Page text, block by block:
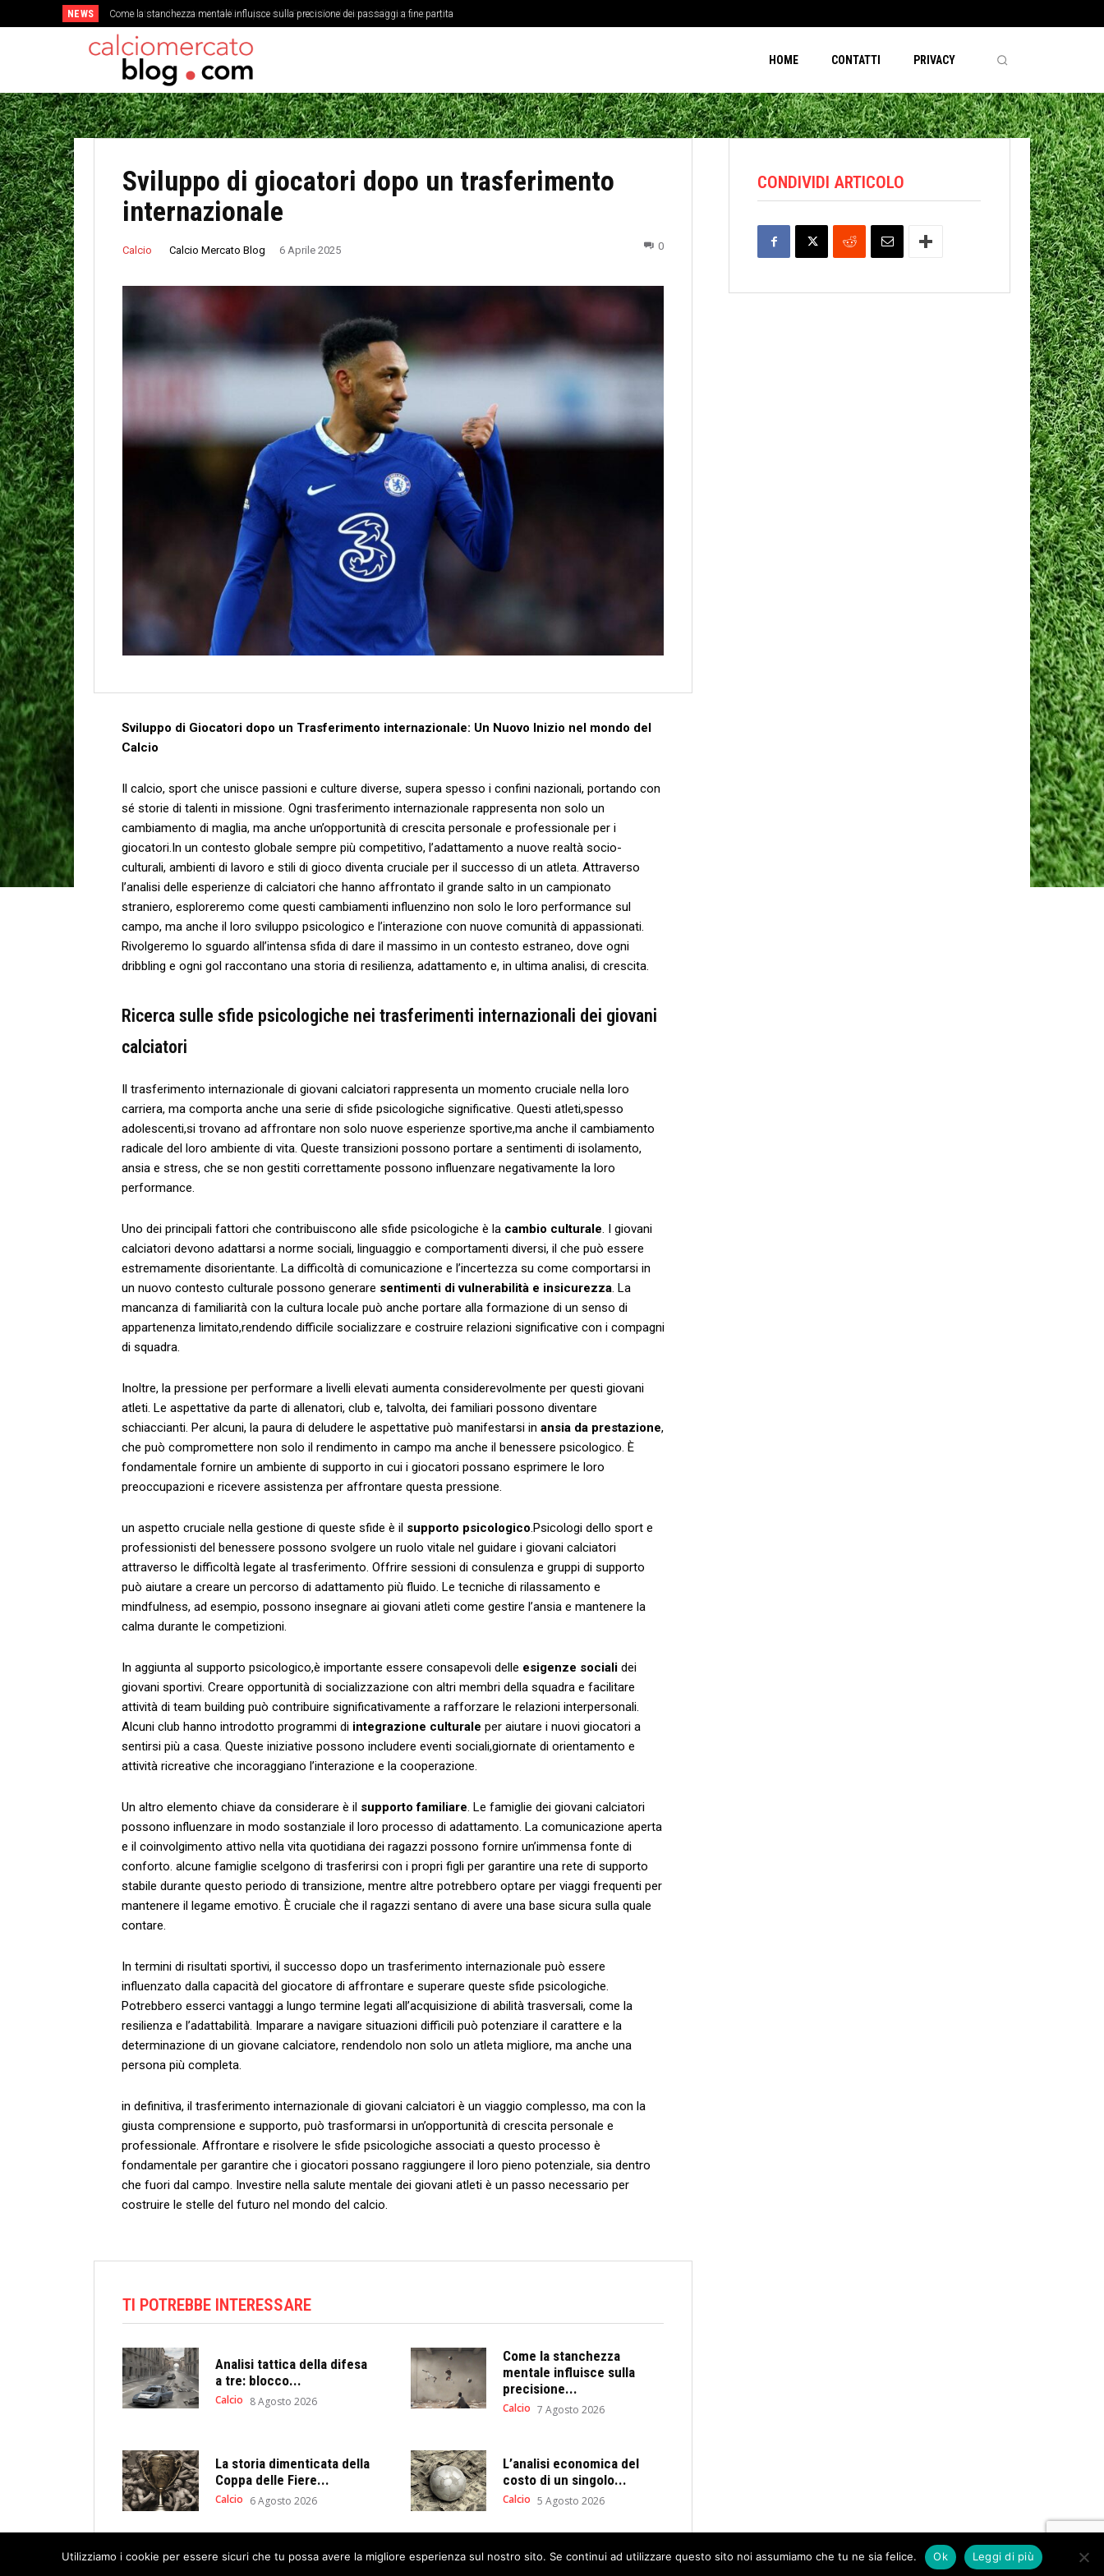
NEWS La storia dimenticata della Coppa delle Fiere e l’evoluzione delle coppe europee
HOME CONTATTI PRIVACY
Sviluppo di giocatori dopo un trasferimento
internazionale
Calcio Calcio Mercato Blog 6 Aprile 2025 0
Sviluppo⁤ di Giocatori‌ dopo un Trasferimento internazionale: Un Nuovo Inizio nel mondo del
Calcio
Il‌ calcio, ​sport che unisce passioni e culture diverse,⁤ supera ​spesso i confini nazionali, ⁢portando con
sé storie di talenti in missione. Ogni trasferimento internazionale⁤ rappresenta non solo un‍
cambiamento di maglia, ⁢ma anche un’opportunità di‌ crescita⁣ personale‌ e professionale per⁤ i
giocatori.In⁢ un‍ contesto globale⁤ sempre più‍ competitivo, l’adattamento⁣ a nuove‍ realtà socio-
culturali, ‌ambienti di lavoro e stili di gioco diventa cruciale per​ il successo di⁤ un atleta. Attraverso
l’analisi delle esperienze di calciatori che hanno affrontato il grande salto‍ in‍ un campionato
straniero, esploreremo ⁣come questi​ cambiamenti influenzino non solo‌ le loro performance sul
campo, ma anche⁢ il loro ​sviluppo psicologico e l’interazione con nuove comunità di appassionati.‌
Rivolgeremo ⁤lo sguardo all’intensa sfida di⁢ dare il massimo in un contesto estraneo, dove ogni
dribbling e ogni gol raccontano una storia di resilienza, adattamento ⁢e, in ultima analisi, di crescita.
Ricerca sulle​ sfide psicologiche nei trasferimenti ⁢internazionali⁣ dei‍ giovani
calciatori
Il trasferimento internazionale di giovani calciatori rappresenta un momento cruciale nella loro
carriera, ma comporta anche una ‍serie ‍di sfide psicologiche significative. Questi ⁤atleti,spesso
adolescenti,si trovano ad affrontare non⁣ solo nuove esperienze⁤ sportive,ma anche ​il cambiamento
radicale del⁢ loro ambiente di ⁤vita. ⁤Queste transizioni⁤ possono portare a sentimenti‌ di⁤ isolamento,
ansia⁣ e ⁤stress,⁣ che se non gestiti correttamente​ possono influenzare negativamente la ‍loro
performance.
Uno⁤ dei principali⁣ fattori che⁢ contribuiscono alle sfide psicologiche è la cambio culturale. I giovani
calciatori devono ​adattarsi a‌ norme sociali, linguaggio ⁣e comportamenti diversi, il che​ può⁣ essere
⁣estremamente disorientante. ​La difficoltà di comunicazione e ‌l’incertezza su come comportarsi ‍in⁣
un nuovo contesto culturale possono ‌generare sentimenti ‍di ⁢vulnerabilità e insicurezza. ⁤La‌
mancanza⁣ di​ familiarità con la cultura ‍locale può ‌anche ‌portare alla formazione ‌di un senso di
appartenenza limitato,rendendo difficile ⁣socializzare e costruire relazioni‌ significative con i⁣ compagni
di squadra.
Inoltre, la pressione per ‍performare ‍a livelli elevati ⁤aumenta considerevolmente per questi ‌giovani
atleti. Le aspettative⁤ da parte di ‌allenatori, club e, talvolta,​ dei familiari possono diventare
schiaccianti. Per⁢ alcuni, la‍ paura‍ di ​deludere le ⁤aspettative ⁤può manifestarsi in ansia​ da prestazione,
che può compromettere non ⁣solo il‍ rendimento in campo⁢ ma anche il benessere psicologico. ⁤È
‌fondamentale fornire un ambiente di supporto in cui i ⁣giocatori possano esprimere le loro ​
preoccupazioni‌ e​ ricevere assistenza per affrontare questa pressione.
un ‍aspetto⁢ cruciale nella gestione di queste sfide ​è il supporto psicologico.Psicologi ‍dello sport‍ e
professionisti del benessere possono svolgere un ruolo vitale nel‍ guidare i giovani calciatori
attraverso le​ difficoltà legate al‌ trasferimento. Offrire sessioni di consulenza e gruppi di supporto
può aiutare a creare un‍ percorso di ‌adattamento più fluido. ⁣Le tecniche di rilassamento e‌
mindfulness, ⁢ad‍ esempio, possono insegnare ai giovani atleti ‌come gestire l’ansia e ⁢mantenere ‌la
⁢calma durante le competizioni.
In aggiunta al ⁣supporto psicologico,è importante essere consapevoli​ delle esigenze sociali dei
‍giovani⁢ sportivi. Creare opportunità di socializzazione con altri membri della squadra e facilitare
attività di team‌ building può contribuire significativamente ‍a rafforzare le relazioni interpersonali.
Alcuni club hanno introdotto programmi di integrazione culturale per aiutare i ‌nuovi ⁤giocatori a
⁢sentirsi più a casa. Queste⁤ iniziative ⁣possono⁢ includere eventi sociali,giornate di ‍orientamento e
attività ⁤ricreative‌ che incoraggiano l’interazione e la cooperazione.
Un‍ altro ⁤elemento chiave da considerare è il supporto ‍familiare. Le famiglie dei giovani calciatori‌
possono influenzare in ​modo sostanziale il loro⁣ processo di adattamento. La comunicazione aperta
e il coinvolgimento attivo ‌nella vita⁣ quotidiana dei ragazzi possono fornire un’immensa fonte di
conforto. alcune famiglie⁢ scelgono⁢ di trasferirsi⁤ con i propri figli ‌per garantire una rete⁤ di supporto
stabile durante ​questo periodo di transizione, mentre altre potrebbero optare‍ per ​viaggi frequenti⁤ per
mantenere il legame emotivo. È cruciale che il ‍ragazzi sentano di avere una base sicura sulla ⁢quale
contare.
In termini ⁣di risultati sportivi, il successo⁣ dopo un ⁣trasferimento internazionale può essere
‌influenzato dalla capacità del giocatore di affrontare e superare​ queste sfide psicologiche.
Potrebbero esserci vantaggi a lungo termine ‌legati all’acquisizione di abilità trasversali, come⁢ la
resilienza e l’adattabilità. Imparare ⁢a navigare ‌situazioni difficili può potenziare il‍ carattere e la
determinazione⁣ di un​ giovane calciatore, rendendolo non solo un ​atleta migliore,⁣ ma ‍anche una
persona più ‍completa.
in definitiva, ⁤il trasferimento internazionale ⁤di giovani calciatori è un viaggio complesso, ​ma con la
giusta comprensione e supporto, può trasformarsi in​ un’opportunità di crescita personale e
professionale. Affrontare‌ e risolvere le sfide psicologiche associati a ⁤questo processo è
⁤fondamentale per garantire che‍ i⁣ giocatori possano raggiungere ⁣il loro pieno potenziale, sia dentro
che​ fuori ​dal campo. Investire nella salute mentale ‍dei giovani‍ atleti è un passo necessario per
‍costruire le stelle del futuro nel mondo del calcio.
TI POTREBBE INTERESSARE
Analisi tattica della difesa
a tre: blocco...
Calcio 8 Agosto 2026
Come la stanchezza
mentale influisce sulla
precisione...
Calcio 7 Agosto 2026
La storia dimenticata della
Coppa delle Fiere...
Calcio 6 Agosto 2026
L’analisi economica del
costo di un singolo...
Calcio 5 Agosto 2026
CONDIVIDI ARTICOLO
Utilizziamo i cookie per essere sicuri che tu possa avere la migliore esperienza sul nostro sito. Se continui ad utilizzare questo sito noi assumiamo che tu ne sia felice. Ok Leggi di più